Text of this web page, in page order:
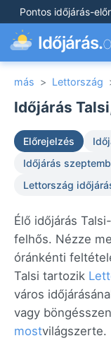
Pontos időjárás-
Időjárás.
más > Lettország
Időjárás
Előrejelzés
Időjárás
Lettország
Élő időjárás
felhős. Nézze
óránkénti
Talsi tartozik
város
vagy böngésszen
mostvilágszerte.